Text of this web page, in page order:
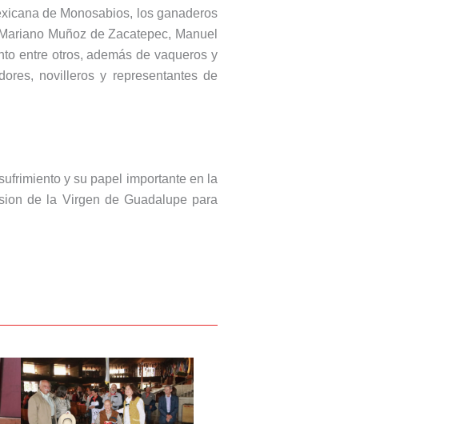
de Monosabios, los ganaderos
Muñoz de Zacatepec, Manuel
entre otros, además de vaqueros y
novilleros y representantes de
y su papel importante en la
de la Virgen de Guadalupe para